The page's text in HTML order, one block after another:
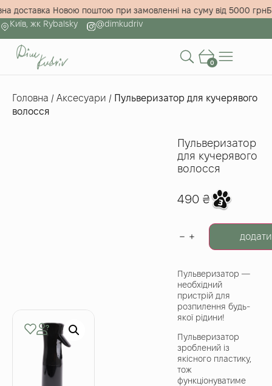
доставка Новою поштою при замовленні на суму від 5000
Київ, жк Rybalsky
@dimkudriv
0
Головна / Аксесуари / Пульверизатор для кучерявого
волосся
Пульверизатор
для кучерявого
волосся
490 ₴
Пульверизатор —
необхідний
пристрій для
розпилення будь-
якої рідини!
Пульверизатор
зроблений із
якісного пластику,
тож
функціонуватиме